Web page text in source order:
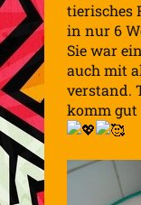
tierisches
in nur 6
Sie war
auch mit
verstand.
komm gut